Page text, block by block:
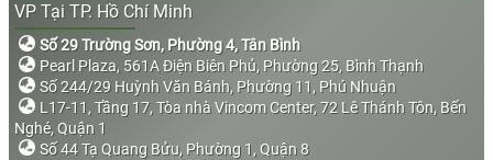
VP Tại TP. Hồ Chí Minh
Số 29 Trường Sơn, Phường 4, Tân Bình
Pearl Plaza, 561A Điện Biên Phủ, Phường 25, Bình Thạnh
Số 244/29 Huỳnh Văn Bánh, Phường 11, Phú Nhuận
L17-11, Tầng 17, Tòa nhà Vincom Center, 72 Lê Thánh Tôn, Bến
Nghé, Quận 1
Số 44 Tạ Quang Bửu, Phường 1, Quận 8